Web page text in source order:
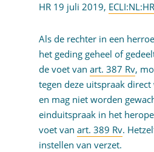
HR 19 juli 2019,
Als de rechter in een
het geding geheel of
de voet van art. 387 Rv,
tegen deze uitspraak
en mag niet worden
einduitspraak in het
voet van art. 389 Rv.
instellen van verzet.